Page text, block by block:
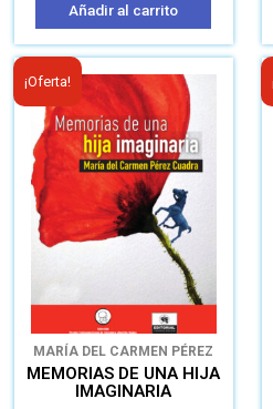
Añadir al carrito
¡Oferta!
MARÍA DEL CARMEN PÉREZ
CUADRA
MEMORIAS DE UNA HIJA
IMAGINARIA
El
precio
original
era:
B/.9.50.
actual
es: